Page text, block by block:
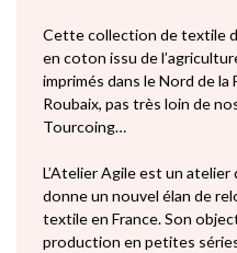
Cette collection de textile
en coton issu de
imprimés dans le Nord de la
Roubaix, pas très loin de
Tourcoing…
L’Atelier Agile est un
donne un nouvel élan de
textile en France. Son
production en petites